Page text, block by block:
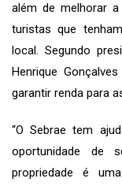
além de melhorar
turistas que
local. Segundo
Henrique
garantir renda para
“O Sebrae tem
oportunidade de
propriedade é